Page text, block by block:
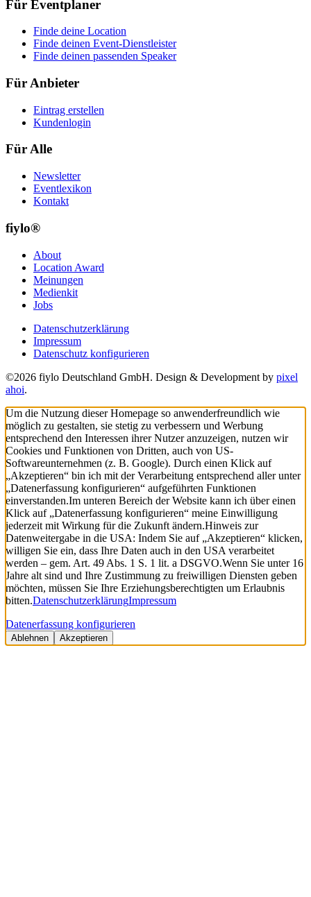
Für Eventplaner
Finde deine Location
Finde deinen Event-Dienstleister
Finde deinen passenden Speaker
Für Anbieter
Eintrag erstellen
Kundenlogin
Für Alle
Newsletter
Eventlexikon
Kontakt
fiylo®
About
Location Award
Meinungen
Medienkit
Jobs
Datenschutzerklärung
Impressum
Datenschutz konfigurieren
©2026 fiylo Deutschland GmbH. Design & Development by pixel
ahoi.
Um die Nutzung dieser Homepage so anwenderfreundlich wie
möglich zu gestalten, sie stetig zu verbessern und Werbung
entsprechend den Interessen ihrer Nutzer anzuzeigen, nutzen wir
Cookies und Funktionen von Dritten, auch von US-
Softwareunternehmen (z. B. Google). Durch einen Klick auf
„Akzeptieren“ bin ich mit der Verarbeitung entsprechend aller unter
„Datenerfassung konfigurieren“ aufgeführten Funktionen
einverstanden.Im unteren Bereich der Website kann ich über einen
Klick auf „Datenerfassung konfigurieren“ meine Einwilligung
jederzeit mit Wirkung für die Zukunft ändern.Hinweis zur
Datenweitergabe in die USA: Indem Sie auf „Akzeptieren“ klicken,
willigen Sie ein, dass Ihre Daten auch in den USA verarbeitet
werden – gem. Art. 49 Abs. 1 S. 1 lit. a DSGVO.Wenn Sie unter 16
Jahre alt sind und Ihre Zustimmung zu freiwilligen Diensten geben
möchten, müssen Sie Ihre Erziehungsberechtigten um Erlaubnis
bitten.DatenschutzerklärungImpressum
Datenerfassung konfigurieren
Ablehnen Akzeptieren